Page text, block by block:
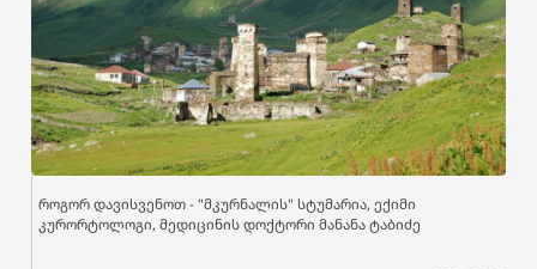
როგორ დავისვენოთ - "მკურნალის" სტუმარია, ექიმი
კურორტოლოგი, მედიცინის დოქტორი მანანა ტაბიძე